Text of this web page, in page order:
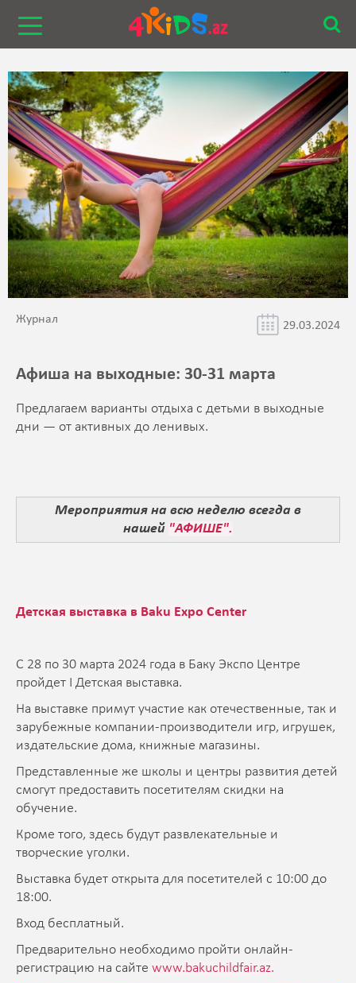
Журнал 29.03.2024
Афиша на выходные: 30-31 марта
Предлагаем варианты отдыха с детьми в выходные
дни — от активных до ленивых.
Мероприятия на всю неделю всегда в
нашей "АФИШЕ".
Детская выставка в Baku Expo Center
C 28 по 30 марта 2024 года в Баку Экспо Центре
пройдет I Детская выставка.
На выставке примут участие как отечественные, так и
зарубежные компании-производители игр, игрушек,
издательские дома, книжные магазины.
Представленные же школы и центры развития детей
смогут предоставить посетителям скидки на
обучение.
Кроме того, здесь будут развлекательные и
творческие уголки.
Выставка будет открыта для посетителей с 10:00 до
18:00.
Вход бесплатный.
Предварительно необходимо пройти онлайн-
регистрацию на сайте www.bakuchildfair.az.